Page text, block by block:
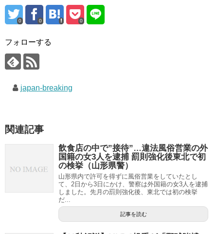
0 0 0
フォローする
japan-breaking
関連記事
飲食店の中で”接待”…違法風俗営業の外
国籍の女3人を逮捕 罰則強化後東北で初
の検挙（山形県警）
山形県内で許可を得ずに風俗営業をしていたとし
て、2日から3日にかけ、警察は外国籍の女3人を逮捕
しました。先月の罰則強化後、東北では初の検挙
だ...
記事を読む